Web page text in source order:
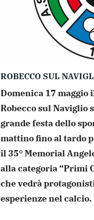
ROBECCO SUL
Domenica 17 maggio
Robecco sul Naviglio
grande festa dello
mattino fino al tardo
il 35° Memorial
alla categoria “Primi
che vedrà
esperienze nel calcio.